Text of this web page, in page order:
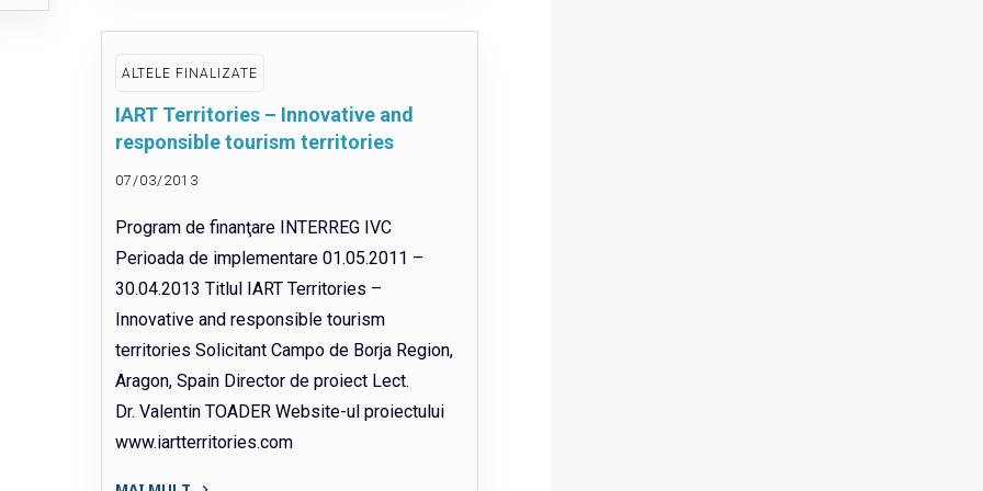
the
future
in
criminal
matters
the
European
Union-
Building
an
area
of
freedom,
ALTELE FINALIZATE
IART Territories – Innovative and
responsible tourism territories
07/03/2013
Program de finanţare INTERREG IVC
Perioada de implementare 01.05.2011 –
30.04.2013 Titlul IART Territories –
Innovative and responsible tourism
territories Solicitant Campo de Borja Region,
Aragon, Spain Director de proiect Lect.
Dr. Valentin TOADER Website-ul proiectului
www.iartterritories.com